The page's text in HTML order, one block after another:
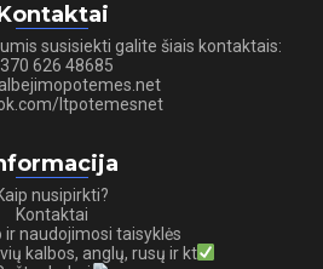
susisiekti galite šiais kontaktais:
626 48685
ltpotemesnet
nusipirkti?
Kontaktai
ir naudojimosi taisyklės
kalbos, anglų, rusų ir kt